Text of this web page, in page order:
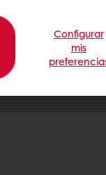
Configurar
mis